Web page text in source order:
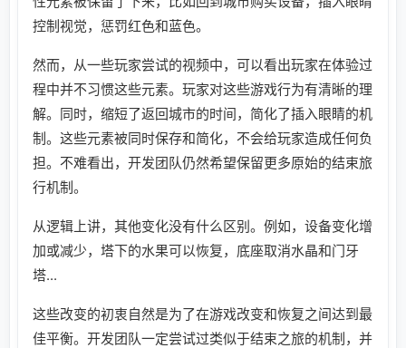
控制视觉，惩罚红色和蓝色。
然而，从一些玩家尝试的视频中，可以看出玩家在体验过
程中并不习惯这些元素。玩家对这些游戏行为有清晰的理
解。同时，缩短了返回城市的时间，简化了插入眼睛的机
制。这些元素被同时保存和简化，不会给玩家造成任何负
担。不难看出，开发团队仍然希望保留更多原始的结束旅
行机制。
从逻辑上讲，其他变化没有什么区别。例如，设备变化增
加或减少，塔下的水果可以恢复，底座取消水晶和门牙
塔...
这些改变的初衷自然是为了在游戏改变和恢复之间达到最
佳平衡。开发团队一定尝试过类似于结束之旅的机制，并